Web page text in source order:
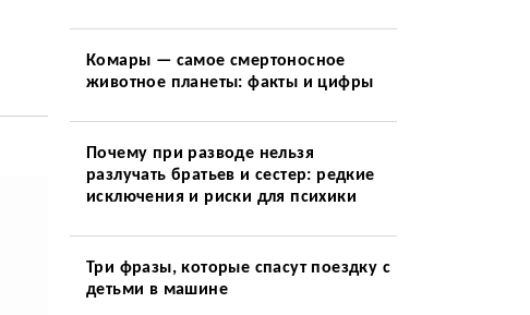
Комары — самое смертоносное
животное планеты: факты и цифры
Почему при разводе нельзя
разлучать братьев и сестер: редкие
исключения и риски для психики
Три фразы, которые спасут поездку с
детьми в машине